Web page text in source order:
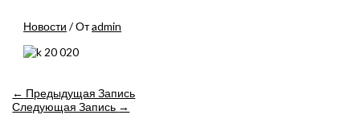
Новости / Отadmin
Навигация
по
← Предыдущая Запись
Следующая Запись →